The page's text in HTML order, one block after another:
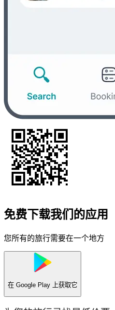
免费下载我们的应用
您所有的旅行需要在一个地方
在 Google Play 上获取它